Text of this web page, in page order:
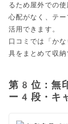
るため屋外での
心配がなく、テ
活用できます。
口コミでは「か
具をまとめて収納
第8位：無
ー4段・キ